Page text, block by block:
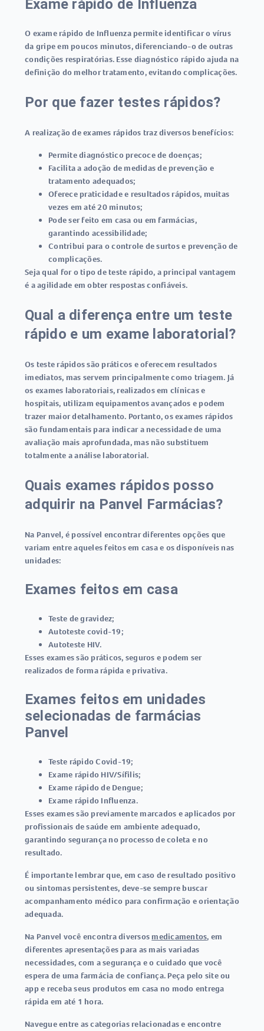
Exame rápido de Influenza
O exame rápido de Influenzapermite identificar o vírus
da gripe em poucos minutos, diferenciando-o de outras
condições respiratórias. Esse diagnóstico rápido ajuda na
definição do melhor tratamento, evitando complicações.
Por que fazer testes rápidos?
A realização de exames rápidos traz diversos benefícios:
Permite diagnóstico precoce de doenças;
Facilita a adoção de medidas de prevenção e
tratamento adequados;
Oferece praticidade e resultados rápidos, muitas
vezes em até 20 minutos;
Pode ser feito em casa ou em farmácias,
garantindo acessibilidade;
Contribui para o controle de surtos e prevenção de
complicações.
Seja qual for o tipo de teste rápido, a principal vantagem
é a agilidade em obter respostas confiáveis.
Qual a diferença entre um teste
rápido e um exame laboratorial?
Os teste rápidossão práticos e oferecem resultados
imediatos, mas servem principalmente como triagem. Já
os exames laboratoriais, realizados em clínicas e
hospitais, utilizam equipamentos avançados e podem
trazer maior detalhamento. Portanto, os exames rápidos
são fundamentais para indicar a necessidade de uma
avaliação mais aprofundada, mas não substituem
totalmente a análise laboratorial.
Quais exames rápidos posso
adquirir na Panvel Farmácias?
Na Panvel, é possível encontrar diferentes opções que
variam entre aqueles feitos em casa e os disponíveis nas
unidades:
Exames feitos em casa
Teste de gravidez;
Autoteste covid-19;
Autoteste HIV.
Esses exames são práticos, seguros e podem ser
realizados de forma rápida e privativa.
Exames feitos em unidades
selecionadas de farmácias
Panvel
Teste rápido Covid-19;
Exame rápido HIV/Sífilis;
Exame rápido de Dengue;
Exame rápido Influenza.
Esses exames são previamente marcados e aplicados por
profissionais de saúde em ambiente adequado,
garantindo segurança no processo de coleta e no
resultado.
É importante lembrar que, em caso de resultado positivo
ou sintomas persistentes, deve-se sempre buscar
acompanhamento médico para confirmação e orientação
adequada.
Na Panvel você encontra diversos medicamentos, em
diferentes apresentações para as mais variadas
necessidades, com a segurança e o cuidado que você
espera de uma farmácia de confiança. Peça pelo site ou
app e receba seus produtos em casa no modo entrega
rápida em até 1 hora.
Navegue entre as categorias relacionadas e encontre